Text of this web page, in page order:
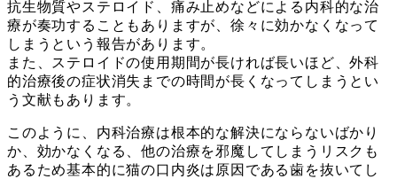
抗生物質やステロイド、痛み止めなどによる内科的な治
療が奏功することもありますが、徐々に効かなくなって
しまうという報告があります。
また、ステロイドの使用期間が長ければ長いほど、外科
的治療後の症状消失までの時間が長くなってしまうとい
う文献もあります。
このように、内科治療は根本的な解決にならないばかり
か、効かなくなる、他の治療を邪魔してしまうリスクも
あるため基本的に猫の口内炎は原因である歯を抜いてし